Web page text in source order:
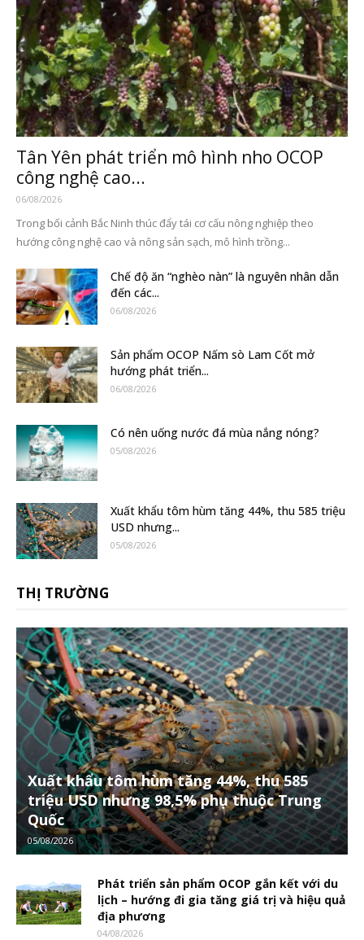
Tân Yên phát triển mô hình nho OCOP
công nghệ cao...
06/08/2026
Trong bối cảnh Bắc Ninh thúc đẩy tái cơ cấu nông nghiệp theo
hướng công nghệ cao và nông sản sạch, mô hình trồng...
Chế độ ăn “nghèo nàn” là nguyên nhân dẫn
đến các...
06/08/2026
Sản phẩm OCOP Nấm sò Lam Cốt mở
hướng phát triển...
06/08/2026
Có nên uống nước đá mùa nắng nóng?
05/08/2026
Xuất khẩu tôm hùm tăng 44%, thu 585 triệu
USD nhưng...
05/08/2026
THỊ TRƯỜNG
Xuất khẩu tôm hùm tăng 44%, thu 585
triệu USD nhưng 98,5% phụ thuộc Trung
Quốc
05/08/2026
Phát triển sản phẩm OCOP gắn kết với du
lịch – hướng đi gia tăng giá trị và hiệu quả
địa phương
04/08/2026